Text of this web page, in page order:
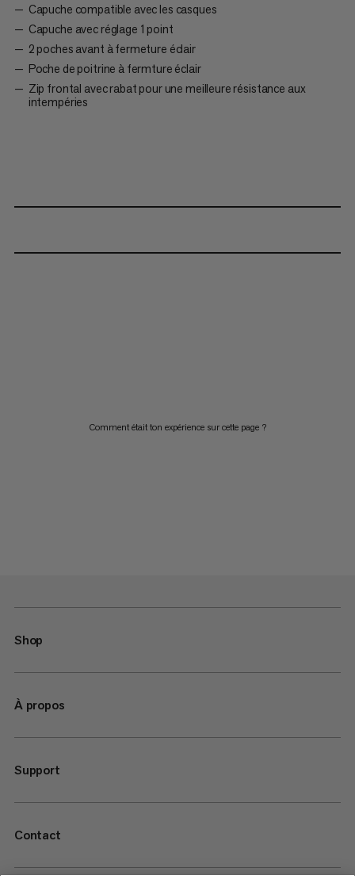
Capuche compatible avec les casques
Capuche avec réglage 1 point
2 poches avant à fermeture éclair
Poche de poitrine à fermture éclair
Zip frontal avec rabat pour une meilleure résistance aux
intempéries
Comment était ton expérience sur cette page ?
Shop
À propos
Support
Contact